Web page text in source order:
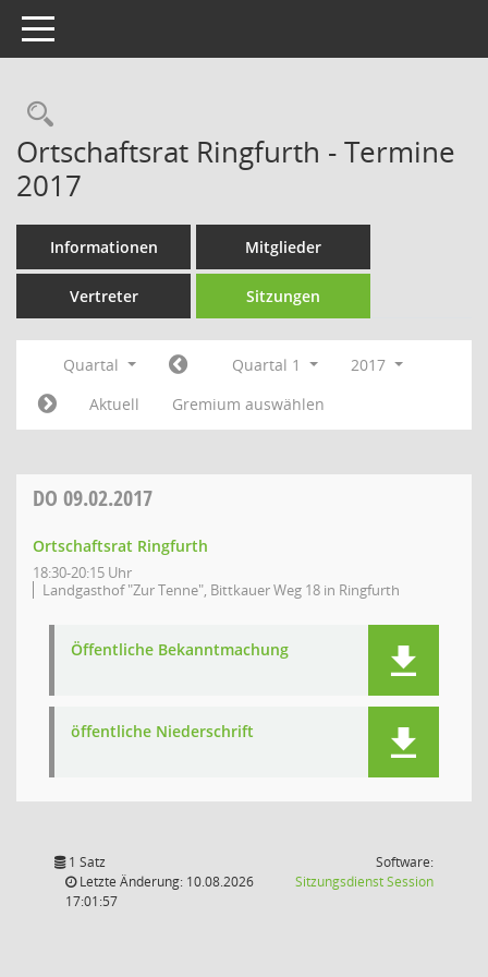
Toggle navigation
Rechercheauswahl
Ortschaftsrat Ringfurth - Termine
2017
Informationen Mitglieder
Vertreter Sitzungen
Quartal Quartal 1
2017
Aktuell
Gremium auswählen
DO 09.02.2017
Ortschaftsrat Ringfurth
18:30-20:15 Uhr
Landgasthof "Zur Tenne", Bittkauer Weg 18 in Ringfurth
Öffentliche Bekanntmachung
öffentliche Niederschrift
1 Satz
Letzte Änderung: 10.08.2026
17:01:57
Software:
SitzungsdienstSession(Wird in